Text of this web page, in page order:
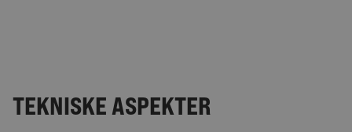
TEKNISKE ASPEKTER